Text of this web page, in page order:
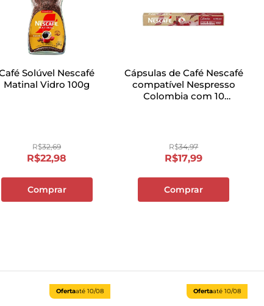
Solúvel Nescafé
Matinal Vidro 100g
R$32,69
R$22,98
Comprar
Cápsulas de Café Nescafé
compatível Nespresso
Colombia com 10
R$34,97
R$17,99
Comprar
Ofertaaté 10/08 Ofertaaté 10/08